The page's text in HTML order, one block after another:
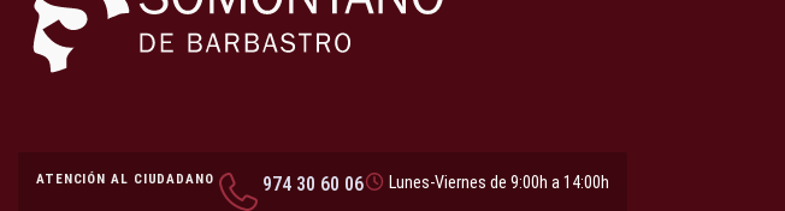
ATENCIÓN AL CIUDADANO 974 30 60 06 Lunes-Viernes de 9:00h a 14:00h